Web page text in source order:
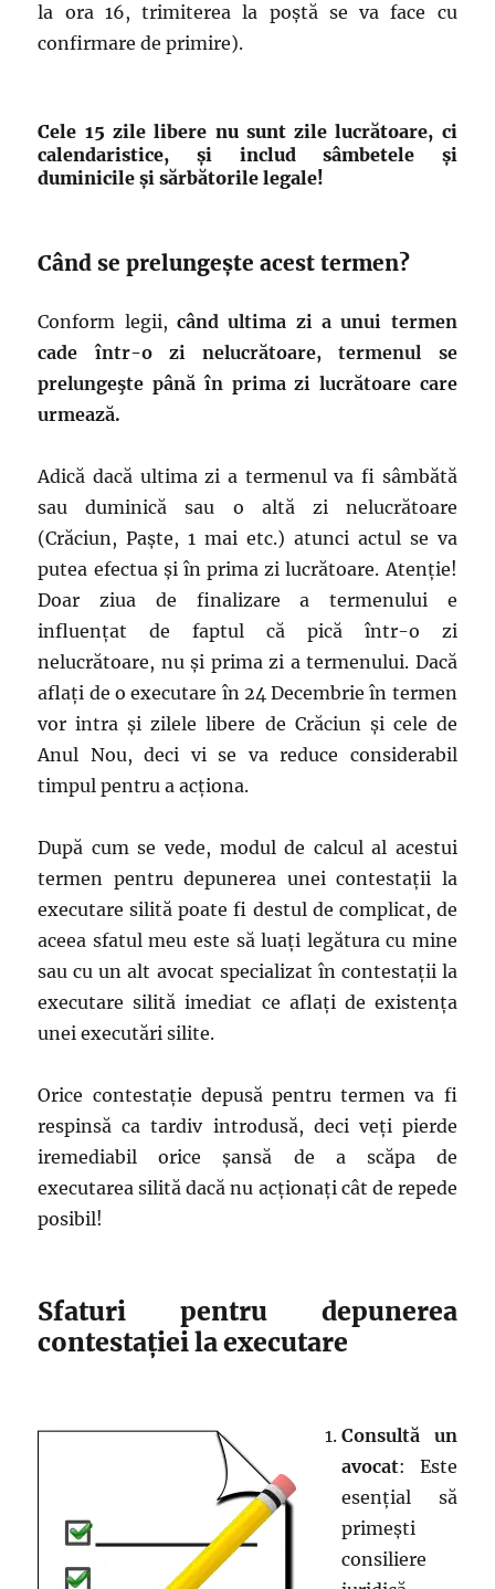
la ora 16, trimiterea la poștă se va face cu
confirmare de primire).
Cele 15 zile libere nu sunt zile lucrătoare, ci
calendaristice, și includ sâmbetele și
duminicile și sărbătorile legale!
Când se prelungește acest termen?
Conform legii, când ultima zi a unui termen
cade într-o zi nelucrătoare, termenul se
prelungeşte până în prima zi lucrătoare care
urmează.
Adică dacă ultima zi a termenul va fi sâmbătă
sau duminică sau o altă zi nelucrătoare
(Crăciun, Paște, 1 mai etc.) atunci actul se va
putea efectua și în prima zi lucrătoare. Atenție!
Doar ziua de finalizare a termenului e
influențat de faptul că pică într-o zi
nelucrătoare, nu și prima zi a termenului. Dacă
aflați de o executare în 24 Decembrie în termen
vor intra și zilele libere de Crăciun și cele de
Anul Nou, deci vi se va reduce considerabil
timpul pentru a acționa.
După cum se vede, modul de calcul al acestui
termen pentru depunerea unei contestații la
executare silită poate fi destul de complicat, de
aceea sfatul meu este să luați legătura cu mine
sau cu un alt avocat specializat în contestații la
executare silită imediat ce aflați de existența
unei executări silite.
Orice contestație depusă pentru termen va fi
respinsă ca tardiv introdusă, deci veți pierde
iremediabil orice șansă de a scăpa de
executarea silită dacă nu acționați cât de repede
posibil!
Sfaturi pentru depunerea
contestației la executare
Consultă un
avocat: Este
esențial să
primești
consiliere